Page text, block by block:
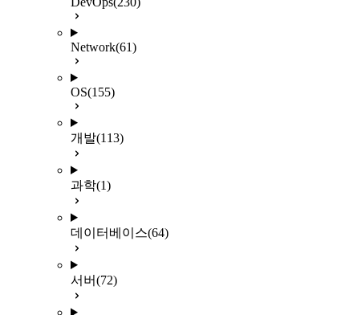
Network(61)
OS(155)
개발(113)
과학(1)
데이터베이스(64)
서버(72)